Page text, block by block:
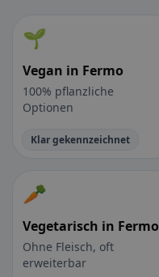
🌱
Vegan in Fermo
100% pflanzliche
Optionen
Klar gekennzeichnet
🥕
Vegetarisch in Fermo
Ohne Fleisch, oft
erweiterbar